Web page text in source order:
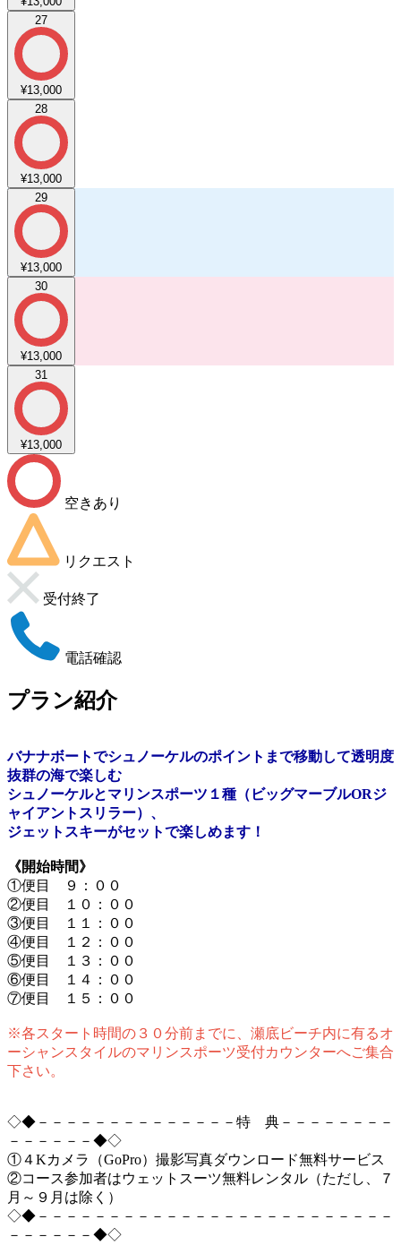
27
¥13,000
28
¥13,000
29
¥13,000
30
¥13,000
31
¥13,000
空きあり
リクエスト
受付終了
電話確認
プラン紹介
バナナボートでシュノーケルのポイントまで移動して透明度
抜群の海で楽しむ
シュノーケルとマリンスポーツ１種（ビッグマーブルORジ
ャイアントスリラー）、
ジェットスキーがセットで楽しめます！
《開始時間》
①便目 ９：００
②便目 １０：００
③便目 １１：００
④便目 １２：００
⑤便目 １３：００
⑥便目 １４：００
⑦便目 １５：００
※各スタート時間の３０分前までに、瀬底ビーチ内に有るオ
ーシャンスタイルのマリンスポーツ受付カウンターへご集合
下さい。
◇◆－－－－－－－－－－－－－－特 典－－－－－－－－
－－－－－－◆◇
①４Kカメラ（GoPro）撮影写真ダウンロード無料サービス
②コース参加者はウェットスーツ無料レンタル（ただし、７
月～９月は除く）
◇◆－－－－－－－－－－－－－－－－－－－－－－－－－
－－－－－－◆◇